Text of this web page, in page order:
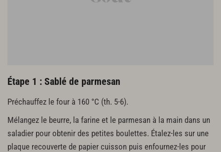
Étape 1 : Sablé de parmesan
Préchauffez le four à 160 °C (th. 5-6).
Mélangez le beurre, la farine et le parmesan à la main dans un
saladier pour obtenir des petites boulettes. Étalez-les sur une
plaque recouverte de papier cuisson puis enfournez-les pour